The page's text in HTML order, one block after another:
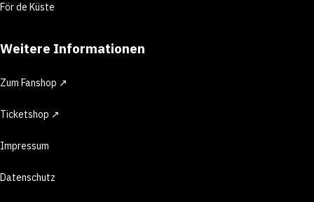
För de Küste
Weitere Informationen
Zum Fanshop ↗
Ticketshop ↗
Impressum
Datenschutz